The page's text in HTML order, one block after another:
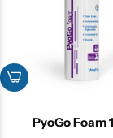
PyoGo Foam